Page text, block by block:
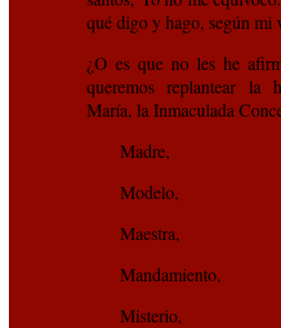
qué digo y hago, según mi
¿O es que no les he
queremos replantear la
María, la Inmaculada
Madre,
Modelo,
Maestra,
Mandamiento,
Misterio,